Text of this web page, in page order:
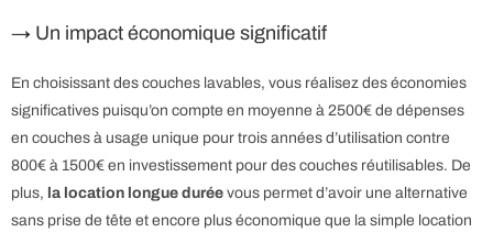
→ Un impact économique significatif
En choisissant des couches lavables, vous réalisez des économies
significatives puisqu’on compte en moyenne à 2500€ de dépenses
en couches à usage unique pour trois années d’utilisation contre
800€ à 1500€ en investissement pour des couches réutilisables. De
plus, la location longue durée vous permet d’avoir une alternative
sans prise de tête et encore plus économique que la simple location